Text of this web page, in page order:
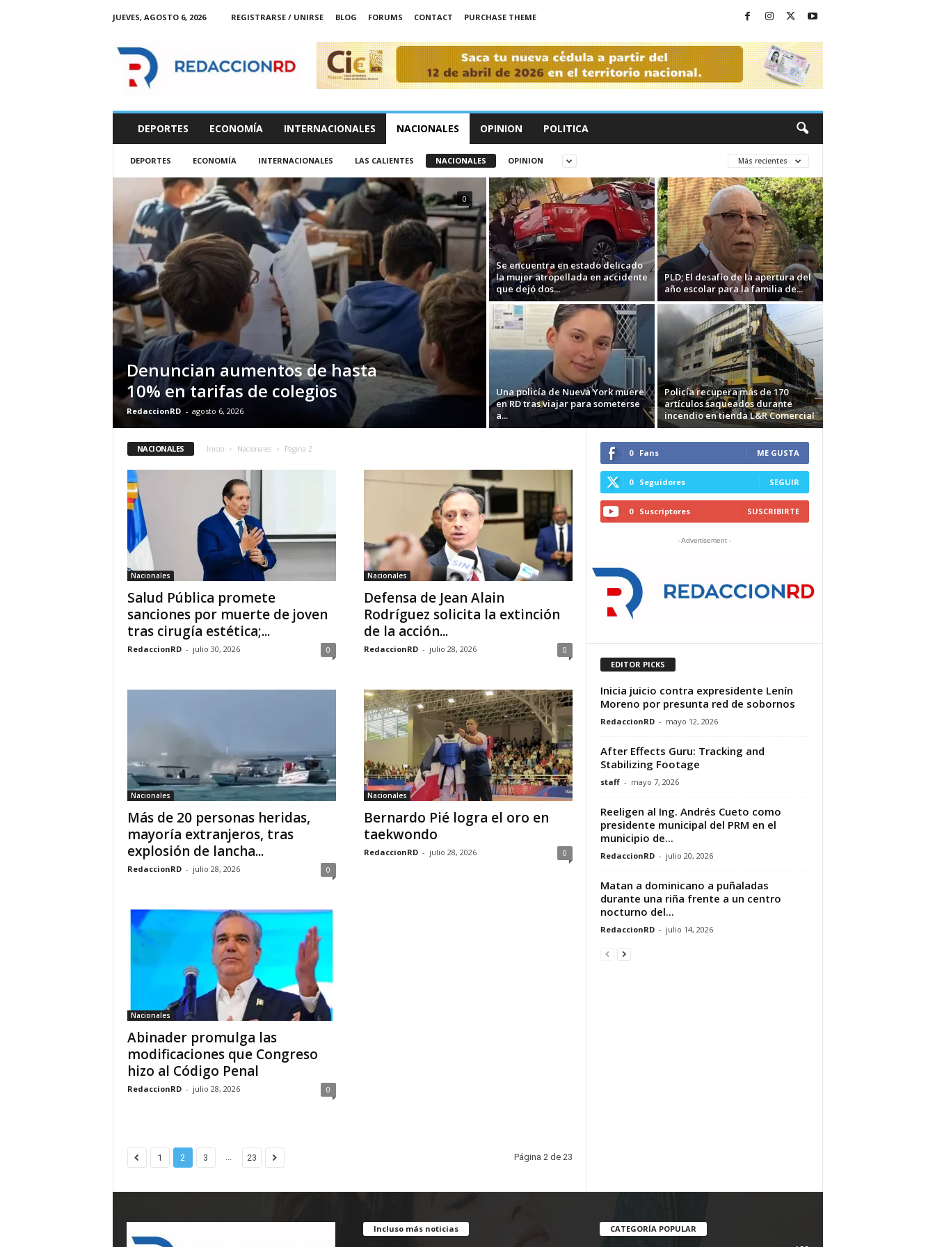
JUEVES, AGOSTO 6, 2026 REGISTRARSE / UNIRSE BLOG FORUMS CONTACT
PURCHASE THEME
D
DEPORTES ECONOMÍA INTERNACIONALES NACIONALES OPINION POLITICA
DEPORTES ECONOMÍA INTERNACIONALES LAS CALIENTES NACIONALES OPINION Más recientes
Denuncian aumentos de hasta
10% en tarifas de colegios
RedaccionRD - agosto 6, 2026
0
Se encuentra en estado delicado
la mujer atropellada en accidente
que dejó dos...
PLD; El desafío de la apertura del
año escolar para la familia de...
Una policía de Nueva York muere
en RD tras viajar para someterse
a...
Policía recupera más de 170
artículos saqueados durante
incendio en tienda L&R Comercial
NACIONALES Inicio Nacionales Página 2
Nacionales
Salud Pública promete
sanciones por muerte de joven
tras cirugía estética;...
RedaccionRD - julio 30, 2026 0
Nacionales
Defensa de Jean Alain
Rodríguez solicita la extinción
de la acción...
RedaccionRD - julio 28, 2026 0
Nacionales
Más de 20 personas heridas,
mayoría extranjeros, tras
explosión de lancha...
RedaccionRD - julio 28, 2026 0
Nacionales
Bernardo Pié logra el oro en
taekwondo
RedaccionRD - julio 28, 2026 0
Nacionales
Abinader promulga las
modificaciones que Congreso
hizo al Código Penal
RedaccionRD - julio 28, 2026 0
1 2 3 ... 23 Página 2 de 23
0 Fans ME GUSTA
0 Seguidores SEGUIR
0 Suscriptores SUSCRIBIRTE
- Advertisement -
EDITOR PICKS
Inicia juicio contra expresidente Lenín
Moreno por presunta red de sobornos
RedaccionRD - mayo 12, 2026
After Effects Guru: Tracking and
Stabilizing Footage
staff - mayo 7, 2026
Reeligen al Ing. Andrés Cueto como
presidente municipal del PRM en el
municipio de...
RedaccionRD - julio 20, 2026
Matan a dominicano a puñaladas
durante una riña frente a un centro
nocturno del...
RedaccionRD - julio 14, 2026
Incluso más noticias CATEGORÍA POPULAR